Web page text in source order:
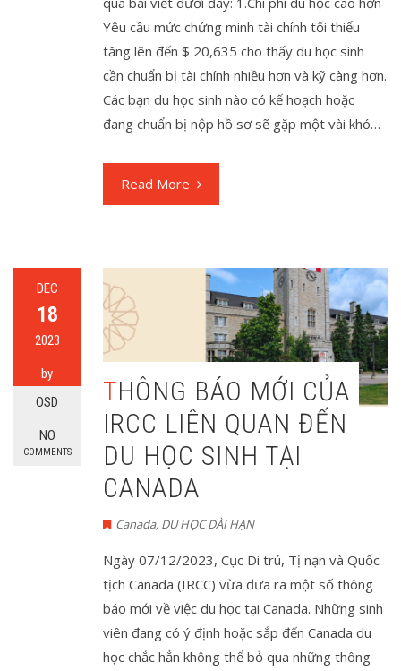
Yêu cầu mức chứng minh tài chính tối thiểu
tăng lên đến $ 20,635 cho thấy du học sinh
cần chuẩn bị tài chính nhiều hơn và kỹ càng hơn.
Các bạn du học sinh nào có kế hoạch hoặc
đang chuẩn bị nộp hồ sơ sẽ gặp một vài khó…
Read More
DEC
18
2023
by
OSD
NO
COMMENTS
THÔNG BÁO MỚI CỦA
IRCC LIÊN QUAN ĐẾN
DU HỌC SINH TẠI
CANADA
Canada, DU HỌC DÀI HẠN
Ngày 07/12/2023, Cục Di trú, Tị nạn và Quốc
tịch Canada (IRCC) vừa đưa ra một số thông
báo mới về việc du học tại Canada. Những sinh
viên đang có ý định hoặc sắp đến Canada du
học chắc hẳn không thể bỏ qua những thông